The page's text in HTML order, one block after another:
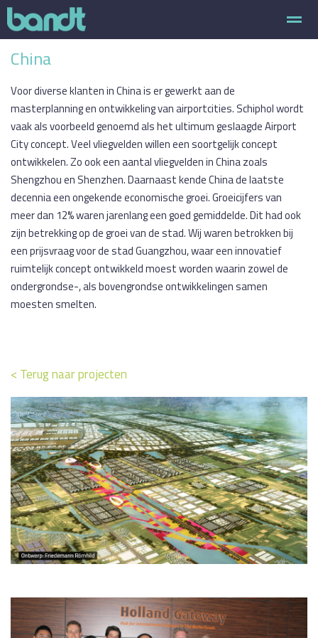
Over Bandt
Home E-mail Bellen Nieuws
China
Voor diverse klanten in China is er gewerkt aan de
masterplanning en ontwikkeling van airportcities. Schiphol wordt
vaak als voorbeeld genoemd als het ultimum geslaagde Airport
City concept. Veel vliegvelden willen een soortgelijk concept
ontwikkelen. Zo ook een aantal vliegvelden in China zoals
Shengzhou en Shenzhen. Daarnaast kende China de laatste
decennia een ongekende economische groei. Groeicijfers van
meer dan 12% waren jarenlang een goed gemiddelde. Dit had ook
zijn betrekking op de groei van de stad. Wij waren betrokken bij
een prijsvraag voor de stad Guangzhou, waar een innovatief
ruimtelijk concept ontwikkeld moest worden waarin zowel de
ondergrondse-, als bovengrondse ontwikkelingen samen
moesten smelten.
< Terug naar projecten